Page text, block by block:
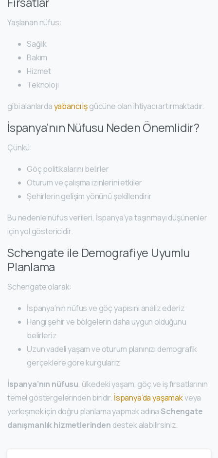
Yaşlanan nüfus:
Sağlık
Bakım
Hizmet
Teknoloji
gibi alanlardayabancı işgücüne olan ihtiyacı artırmaktadır.
İspanya’nın Nüfusu Neden Önemlidir?
Çünkü:
Göç politikalarını belirler
Oturum ve çalışma izinlerini etkiler
Şehirlerin gelişim yönünü şekillendirir
Bu nedenle nüfus verileri, İspanya’ya taşınmayı düşünenler
için yol göstericidir.
Schengate ile Demografiye Uyumlu
Planlama
Schengate olarak:
İspanya’nın nüfus ve göç yapısını analiz ederiz
Hangi şehir ve bölgelerin daha uygun olduğunu
belirleriz
Uzun vadeli yaşam ve oturum planınızı demografik
gerçeklere göre kurgularız
İspanya’nın nüfusu, ülkedeki yaşam, göç ve iş fırsatlarının
temel göstergelerinden biridir. İspanya’da yaşamakveya
yerleşmek için doğru planlama yapmak adına Schengate
danışmanlık hizmetlerinden destek alabilirsiniz.